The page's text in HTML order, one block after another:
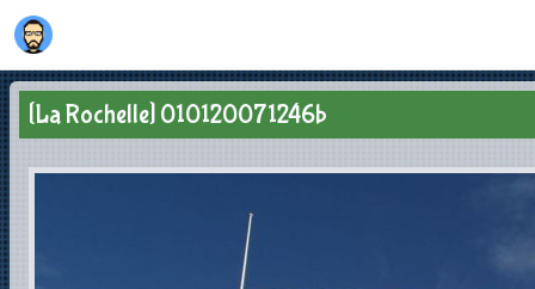
[La Rochelle] 010120071246b